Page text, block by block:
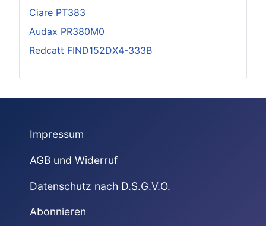
Ciare PT383
Audax PR380M0
Redcatt FIND152DX4-333B
Impressum
AGB und Widerruf
Datenschutz nach D.S.G.V.O.
Abonnieren